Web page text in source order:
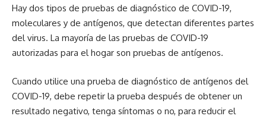
Hay dos tipos de pruebas de diagnóstico de COVID-19,
moleculares y de antígenos, que detectan diferentes partes
del virus. La mayoría de las pruebas de COVID-19
autorizadas para el hogar son pruebas de antígenos.
Cuando utilice una prueba de diagnóstico de antígenos del
COVID-19, debe repetir la prueba después de obtener un
resultado negativo, tenga síntomas o no, para reducir el